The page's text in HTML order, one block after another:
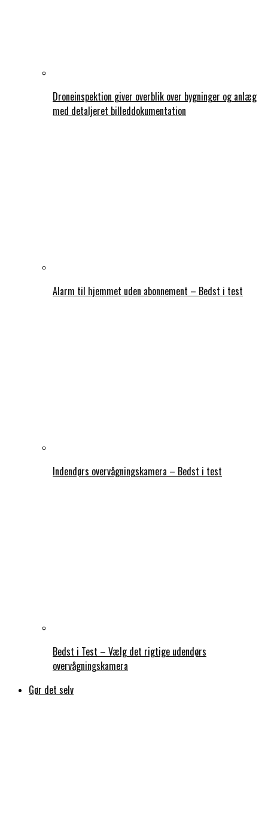
Droneinspektion giver overblik over bygninger og anlæg
med detaljeret billeddokumentation
Alarm til hjemmet uden abonnement – Bedst i test
Indendørs overvågningskamera – Bedst i test
Bedst i Test – Vælg det rigtige udendørs
overvågningskamera
Gør det selv